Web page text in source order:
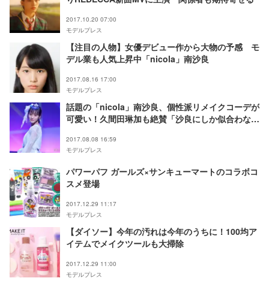
2017.10.20 07:00
モデルプレス
【注目の人物】女優デビュー作から大物の予感 モ
デル業も人気上昇中「nicola」南沙良
2017.08.16 17:00
モデルプレス
話題の「nicola」南沙良、個性派リメイクコーデが
可愛い！久間田琳加も絶賛「沙良にしか似合わな
2017.08.08 16:59
モデルプレス
パワーパフ ガールズ×サンキューマートのコラボコ
スメ登場
2017.12.29 11:17
モデルプレス
【ダイソー】今年の汚れは今年のうちに！100均ア
イテムでメイクツールも大掃除
2017.12.29 11:00
モデルプレス